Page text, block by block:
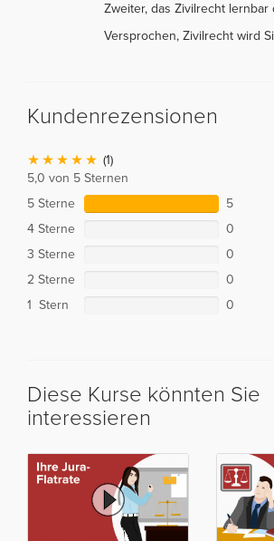
Zweiter, das Zivilrecht lernbar
Versprochen, Zivilrecht wird
Kundenrezensionen
(1)
5,0 von 5 Sternen
5 Sterne
5
4 Sterne
0
3 Sterne
0
2 Sterne
0
1 Stern
0
Diese Kurse könnten Sie
interessieren